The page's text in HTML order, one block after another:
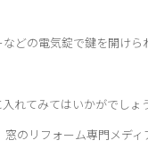
どの電気錠で鍵を開けら
れてみてはいかがでしょ
窓のリフォーム専門メディ